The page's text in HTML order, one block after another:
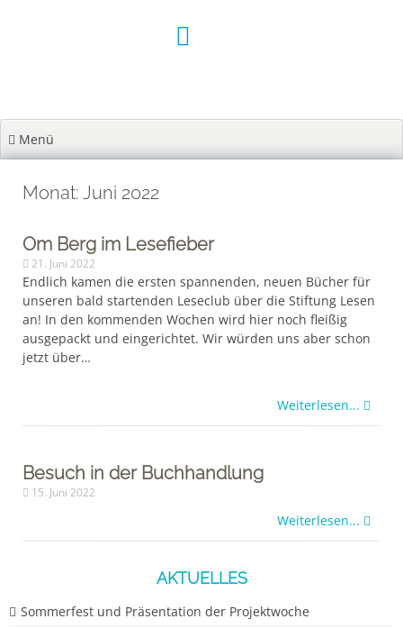
Menü
Monat: Juni 2022
Om Berg im Lesefieber
21. Juni 2022
Endlich kamen die ersten spannenden, neuen Bücher für
unseren bald startenden Leseclub über die Stiftung Lesen
an! In den kommenden Wochen wird hier noch fleißig
ausgepackt und eingerichtet. Wir würden uns aber schon
jetzt über…
Weiterlesen...
Besuch in der Buchhandlung
15. Juni 2022
Weiterlesen...
AKTUELLES
Sommerfest und Präsentation der Projektwoche